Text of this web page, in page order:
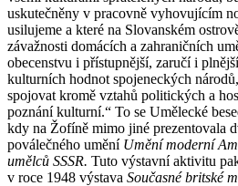
uskutečněny v pracovně vyhovujícím
usilujeme a které na Slovanském
závažnosti domácích a zahraničních
obecenstvu i přístupnější, zaručí i
kulturních hodnot spojeneckých
spojovat kromě vztahů politických a
poznání kulturní.“ To se Umělecké
kdy na Žofíně mimo jiné prezentovala
poválečného umění Umění moderní
umělců SSSR. Tuto výstavní aktivitu
v roce 1948 výstava Současné britské